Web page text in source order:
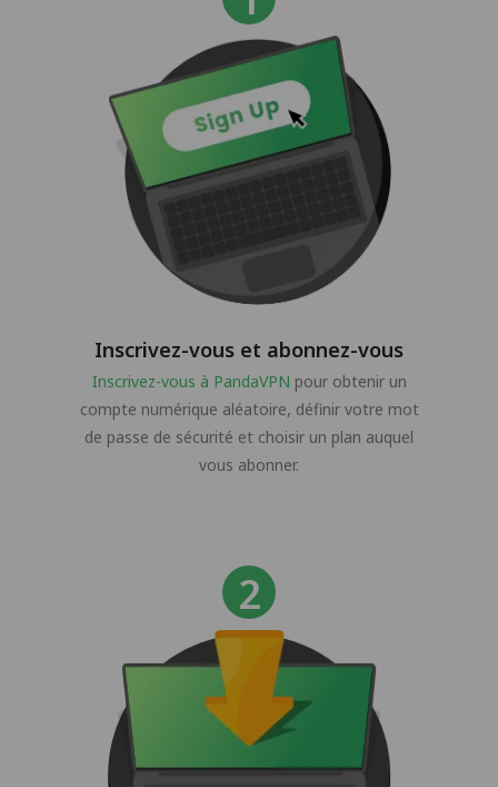
Inscrivez-vous et abonnez-vous
Inscrivez-vous à PandaVPN pour obtenir un
compte numérique aléatoire, définir votre mot
de passe de sécurité et choisir un plan auquel
vous abonner.